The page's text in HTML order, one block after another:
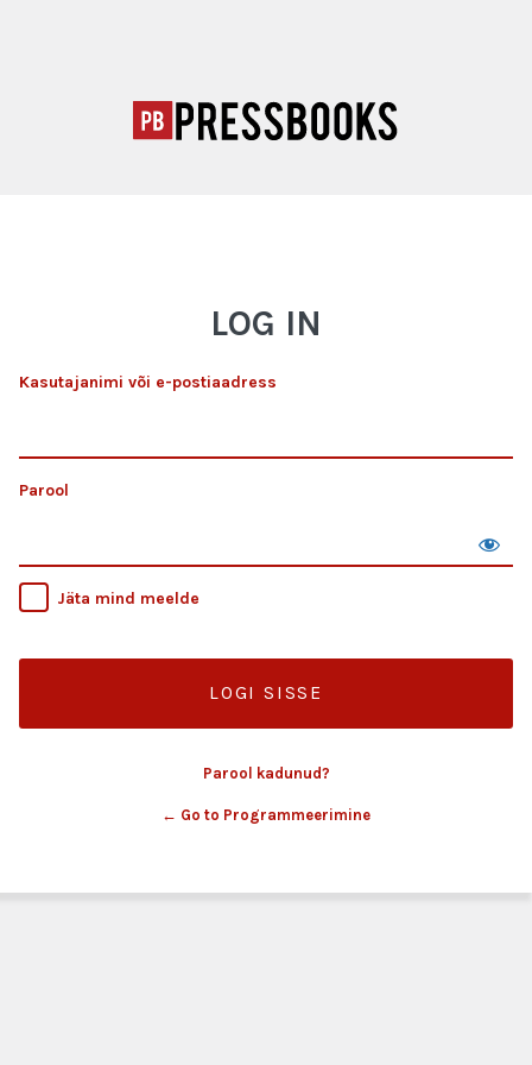
LOG IN
Kasutajanimi või e-postiaadress
Parool
Jäta mind meelde
Parool kadunud?
← Go to Programmeerimine